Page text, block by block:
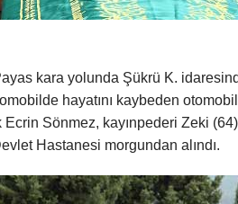
kara yolunda Şükrü K.
hayatını kaybeden
Ecrin Sönmez, kayınpederi Zeki
Hastanesi morgundan alındı.